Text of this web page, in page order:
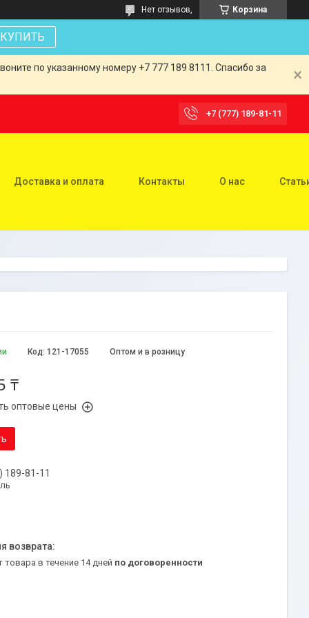
Корзина
Нет отзывов,
КУПИТЬ
по указанному номеру +7 777 189 8111. Спасибо за
+7 (777) 189-81-11
Доставка и оплата Контакты О нас
Оптом и в розницу
Код: 121-17055
₸
оптовые цены
189-81-11
товара в течение 14 дней по договоренности